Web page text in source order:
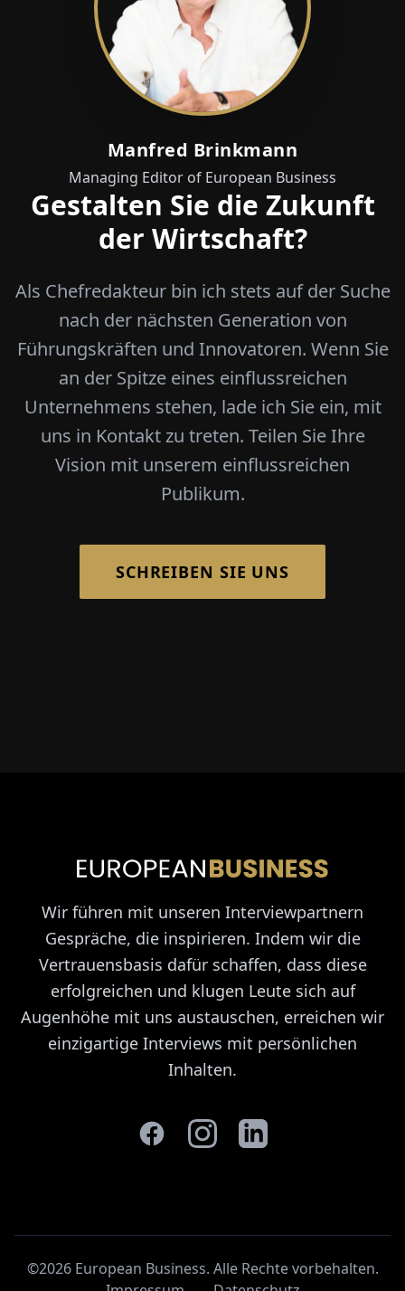
Manfred Brinkmann
Managing Editor of European Business
Gestalten Sie die Zukunft
der Wirtschaft?
Als Chefredakteur bin ich stets auf der Suche
nach der nächsten Generation von
Führungskräften und Innovatoren. Wenn Sie
an der Spitze eines einflussreichen
Unternehmens stehen, lade ich Sie ein, mit
uns in Kontakt zu treten. Teilen Sie Ihre
Vision mit unserem einflussreichen
Publikum.
SCHREIBEN SIE UNS
Wir führen mit unseren Interviewpartnern
Gespräche, die inspirieren. Indem wir die
Vertrauensbasis dafür schaffen, dass diese
erfolgreichen und klugen Leute sich auf
Augenhöhe mit uns austauschen, erreichen wir
einzigartige Interviews mit persönlichen
Inhalten.
©2026 European Business. Alle Rechte vorbehalten.